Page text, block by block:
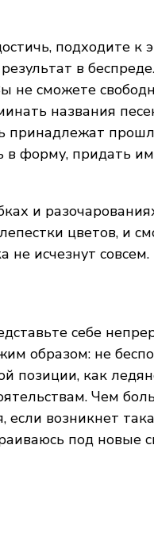
подходите к
в
не сможете
названия
принадлежат
в форму, придать
и
цветов, и
не исчезнут
себе
образом: не
позиции, как
Чем
если возникнет
под новые